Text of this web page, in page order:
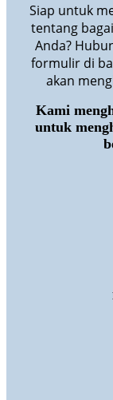
Siap untuk
tentang
Anda?
formulir di
akan
Kami
untuk